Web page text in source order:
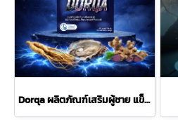
Dorqa ผลิตภัณฑ์เสริมผู้ชาย แข็งใหญ่ยาว บำรุงชาย เสริมพลังงาน เสริมความมั่นใจ 4 แคปซูล